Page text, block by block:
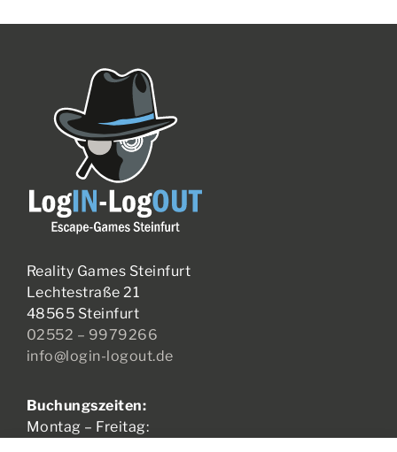
Reality Games Steinfurt
Lechtestraße 21
48565 Steinfurt
02552 – 9979266
info@login-logout.de
Buchungszeiten:
Montag – Freitag: